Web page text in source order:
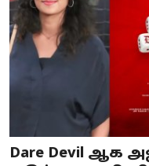
Dare Devil ஆக